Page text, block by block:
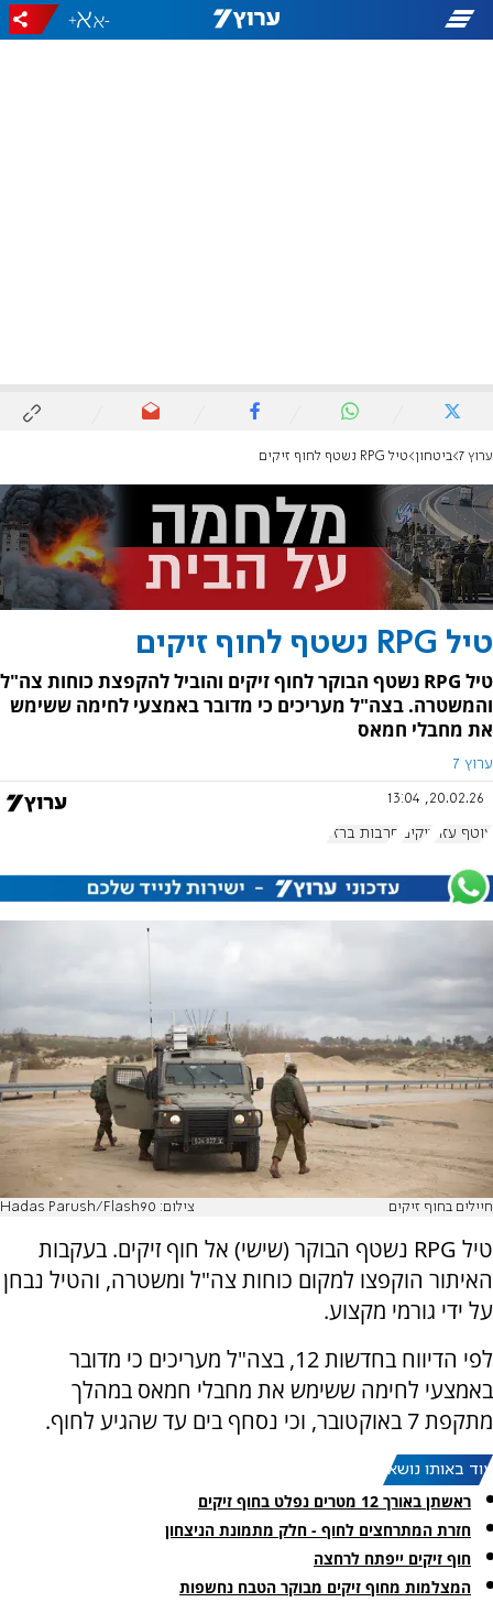
-
+
ערוץ 7 ביטחון טיל RPG נשטף לחוף זיקים
טיל RPG נשטף לחוף זיקים
טיל RPG נשטף הבוקר לחוף זיקים והוביל להקפצת כוחות צה"ל
והמשטרה. בצה"ל מעריכים כי מדובר באמצעי לחימה ששימש
את מחבלי חמאס
ערוץ 7
20.02.26, 13:04
עוטף עזה זיקים חרבות ברזל
חיילים בחוף זיקים צילום: Hadas Parush/Flash90
טיל RPG נשטף הבוקר (שישי) אל חוף זיקים. בעקבות
האיתור הוקפצו למקום כוחות צה"ל ומשטרה, והטיל נבחן
על ידי גורמי מקצוע.
לפי הדיווח בחדשות 12, בצה"ל מעריכים כי מדובר
באמצעי לחימה ששימש את מחבלי חמאס במהלך
מתקפת 7 באוקטובר, וכי נסחף בים עד שהגיע לחוף.
עוד באותו נושא:
ראשתן באורך 12 מטרים נפלט בחוף זיקים
חזרת המתרחצים לחוף - חלק מתמונת הניצחון
חוף זיקים ייפתח לרחצה
המצלמות מחוף זיקים מבוקר הטבח נחשפות